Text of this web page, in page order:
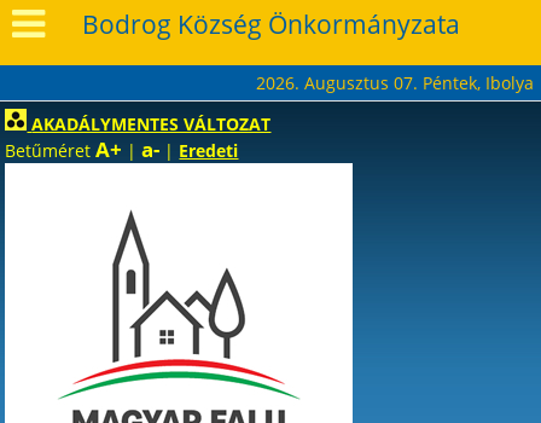
Bodrog Község Önkormányzata
2026. Augusztus 07. Péntek, Ibolya
AKADÁLYMENTES VÁLTOZAT
BetűméretA+ |a- | Eredeti